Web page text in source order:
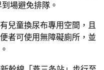
場避免排隊。
兒童換尿布專用空間，且
者可使用無障礙廁所，並